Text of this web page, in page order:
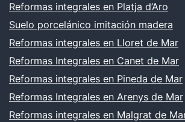
Reformas integrales en Platja d’Aro
Suelo porcelánico imitación madera
Reformas integrales en Lloret de Mar
Reformas Integrales en Canet de Mar
Reformas integrales en Pineda de Mar
Reformas Integrales en Arenys de Mar
Reformas integrales en Malgrat de